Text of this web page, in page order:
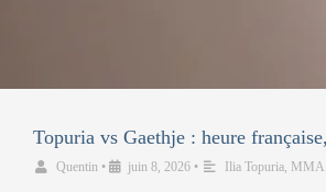
Topuria vs Gaethje : heure
Quentin • juin 8, 2026 • Ilia Topuria, MMA